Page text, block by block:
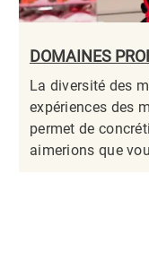
DOMAINES
La diversité des
expériences des
permet de
aimerions que